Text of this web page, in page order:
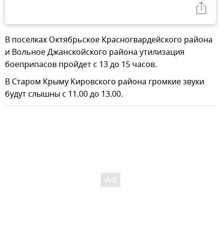
В поселках Октябрьское Красногвардейского района
и Вольное Джанскойского района утилизация
боеприпасов пройдет с 13 до 15 часов.
В Старом Крыму Кировского района громкие звуки
будут слышны с 11.00 до 13.00.